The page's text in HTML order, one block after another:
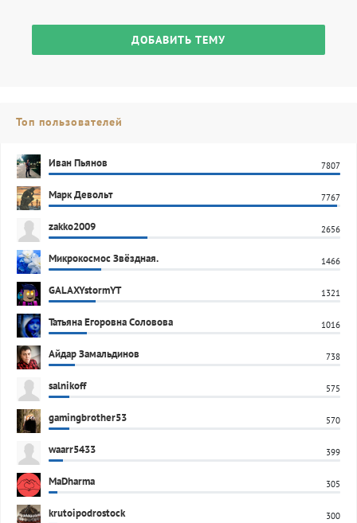
ДОБАВИТЬ ТЕМУ
Топ пользователей
Иван Пьянов 7807
Марк Девольт 7767
zakko2009 2656
Микрокосмос Звёздная. 1466
GALAXYstormYT 1321
Татьяна Егоровна Соловова 1016
Айдар Замальдинов 738
salnikoff 575
gamingbrother53 570
waarr5433 399
MaDharma 305
krutoipodrostock 300